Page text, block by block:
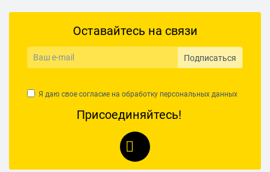
противоударник. мне по роду деятельности офисные обмылки
Некоторые пишут что наушники громкие.... не знаю.. может на том
же Оноре - это так. но для прослушивания подкастов в транспорте
для музыки - нормально.
Оставайтесь на связи
Подписаться
Я даю свое согласие на обработку персональных данных
Присоединяйтесь!